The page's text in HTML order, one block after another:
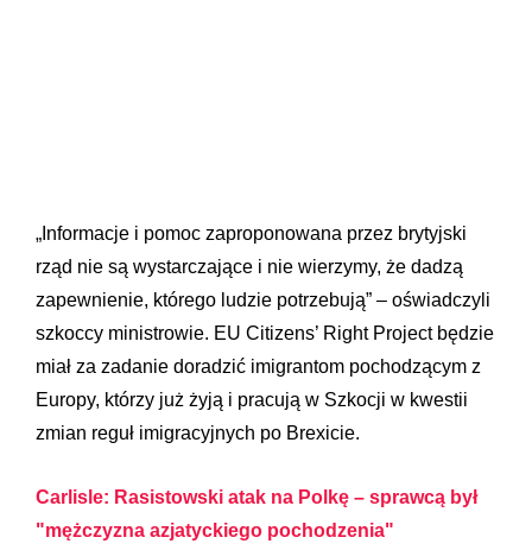
„Informacje i pomoc zaproponowana przez brytyjski
rząd nie są wystarczające i nie wierzymy, że dadzą
zapewnienie, którego ludzie potrzebują” – oświadczyli
szkoccy ministrowie. EU Citizens’ Right Project będzie
miał za zadanie doradzić imigrantom pochodzącym z
Europy, którzy już żyją i pracują w Szkocji w kwestii
zmian reguł imigracyjnych po Brexicie.
Carlisle: Rasistowski atak na Polkę – sprawcą był
"mężczyzna azjatyckiego pochodzenia"